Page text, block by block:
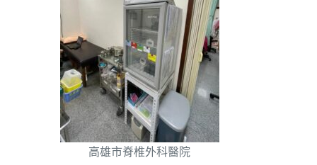
高雄市脊椎外科醫院